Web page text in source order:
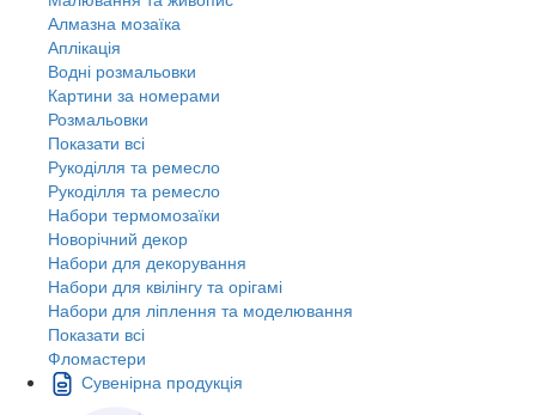
Алмазна мозаїка
Аплікація
Водні розмальовки
Картини за номерами
Розмальовки
Показати всі
Рукоділля та ремесло
Рукоділля та ремесло
Набори термомозаїки
Новорічний декор
Набори для декорування
Набори для квілінгу та орігамі
Набори для ліплення та моделювання
Показати всі
Фломастери
Сувенірна продукція